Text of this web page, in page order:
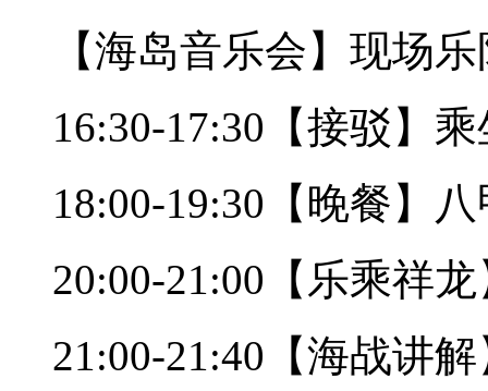
【海岛音乐会】现场
16:30-17:30【接驳】
18:00-19:30【晚餐】
20:00-21:00【乐乘祥
21:00-21:40【海战讲